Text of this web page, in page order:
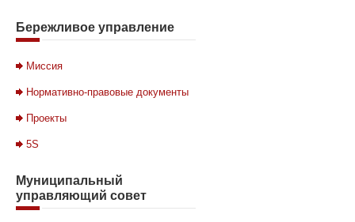
Бережливое управление
Миссия
Нормативно-правовые документы
Проекты
5S
Муниципальный
управляющий совет